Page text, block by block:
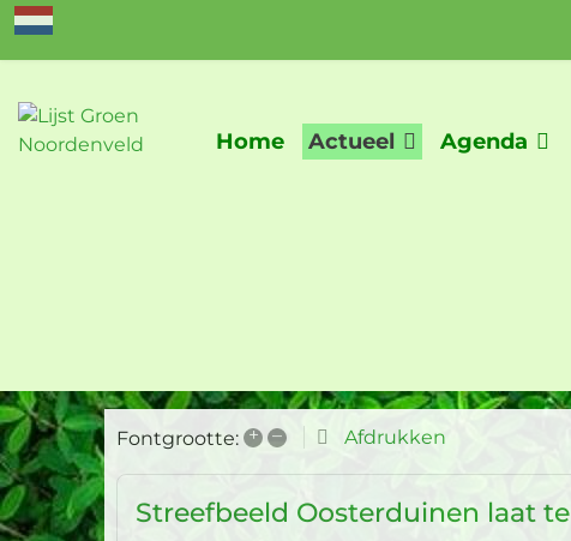
Home Actueel Agenda
Fontgrootte: + – Afdrukken
Streefbeeld Oosterduinen laat